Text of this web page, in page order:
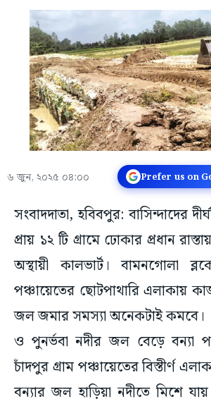
৬ জুন, ২০২৫ ০৪:০০ Prefer us on
সংবাদদাতা, হবিবপুর: বাসিন্দাদের
প্রায় ১২ টি গ্রামে ঢোকার প্রধান
অস্থায়ী কালভার্ট। বামনগোলা
পঞ্চায়েতের ছোটপাথারি এলাকায়
জল জমার সমস্যা অনেকটাই কমবে।
ও পুনর্ভবা নদীর জল বেড়ে বন্যা
চাঁদপুর গ্রাম পঞ্চায়েতের বিস্তীর্ণ
বন্যার জল হাড়িয়া নদীতে মিশে